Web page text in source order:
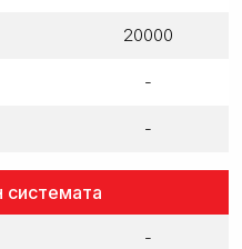
20000
-
-
системата
-